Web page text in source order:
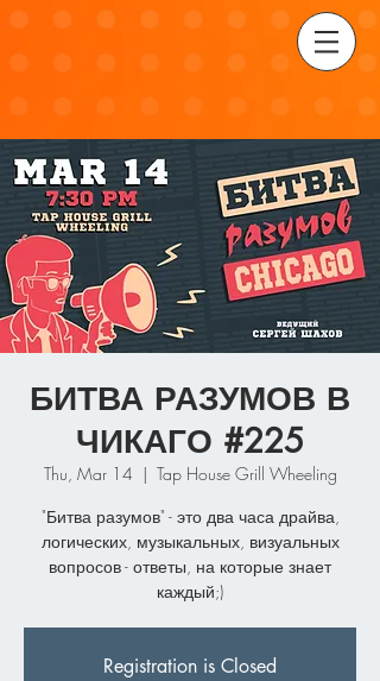
БИТВА РАЗУМОВ В
ЧИКАГО #225
Thu, Mar 14
  |
Tap House Grill Wheeling
"Битва разумов" - это два часа драйва,
логических, музыкальных, визуальных
вопросов - ответы, на которые знает
каждый;)
Registration is Closed